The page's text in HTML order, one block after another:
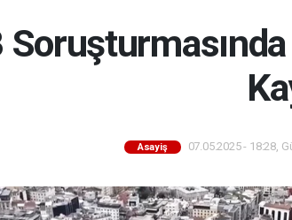
Asayiş 07.05.2025 - 18:28,